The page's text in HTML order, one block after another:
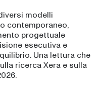
modelli
contemporaneo,
progettuale
esecutiva e
Una lettura che
ricerca Xera e sulla